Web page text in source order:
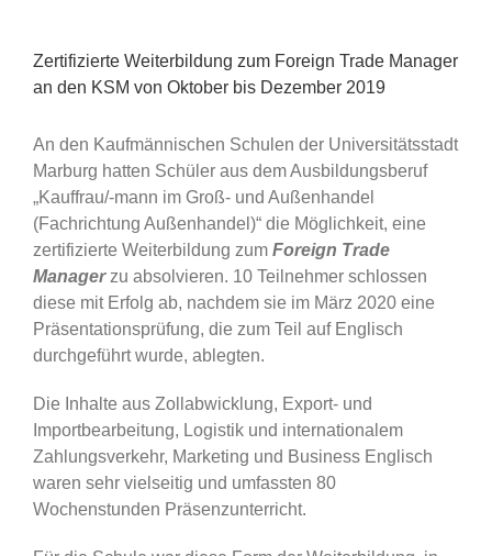
Zertifizierte Weiterbildung zum Foreign Trade Manager
an den KSM von Oktober bis Dezember 2019
An den Kaufmännischen Schulen der Universitätsstadt
Marburg hatten Schüler aus dem Ausbildungsberuf
„Kauffrau/-mann im Groß- und Außenhandel
(Fachrichtung Außenhandel)“ die Möglichkeit, eine
zertifizierte Weiterbildung zum Foreign Trade
Manager zu absolvieren. 10 Teilnehmer schlossen
diese mit Erfolg ab, nachdem sie im März 2020 eine
Präsentationsprüfung, die zum Teil auf Englisch
durchgeführt wurde, ablegten.
Die Inhalte aus Zollabwicklung, Export- und
Importbearbeitung, Logistik und internationalem
Zahlungsverkehr, Marketing und Business Englisch
waren sehr vielseitig und umfassten 80
Wochenstunden Präsenzunterricht.